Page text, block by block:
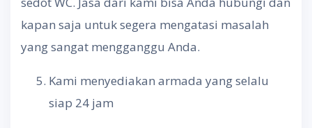
kapan saja untuk segera mengatasi masalah
yang sangat mengganggu Anda.
Kami menyediakan armada yang selalu
siap 24 jam